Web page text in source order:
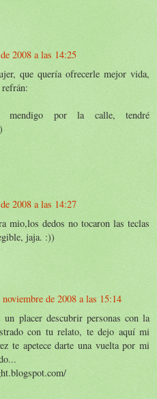
2008 a las 14:25
que quería ofrecerle mejor vida,
mendigo por la calle, tendré
2008 a las 14:27
mio,los dedos no tocaron las teclas
jaja. :))
noviembre de 2008 a las 15:14
un placer descubrir personas con la
con tu relato, te dejo aquí mi
te apetece darte una vuelta por mi